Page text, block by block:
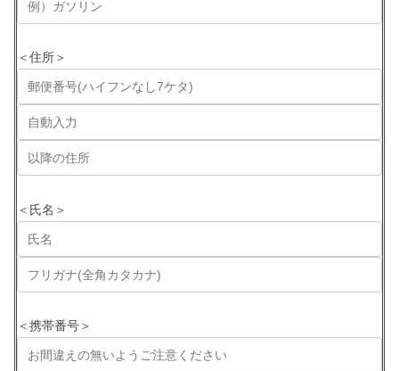
＜住所＞
＜氏名＞
＜携帯番号＞